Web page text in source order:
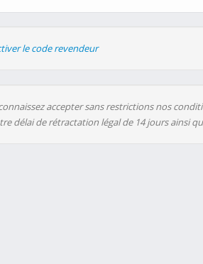
le code revendeur
accepter sans restrictions nos
délai de rétractation légal de 14 jours ainsi